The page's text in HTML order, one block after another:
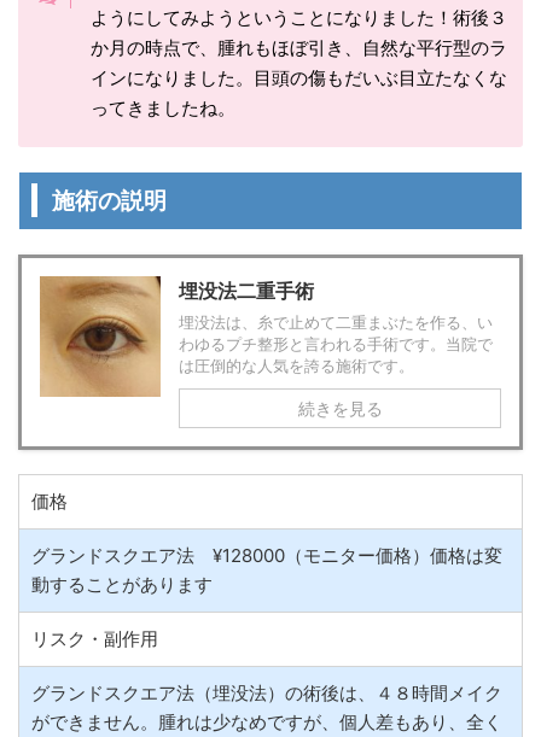
ようにしてみようということになりました！術後３
か月の時点で、腫れもほぼ引き、自然な平行型のラ
インになりました。目頭の傷もだいぶ目立たなくな
ってきましたね。
施術の説明
埋没法二重手術
埋没法は、糸で止めて二重まぶたを作る、い
わゆるプチ整形と言われる手術です。当院で
は圧倒的な人気を誇る施術です。
続きを見る
価格
グランドスクエア法 ¥128000（モニター価格）価格は変
動することがあります
リスク・副作用
グランドスクエア法（埋没法）の術後は、４８時間メイク
ができません。腫れは少なめですが、個人差もあり、全く